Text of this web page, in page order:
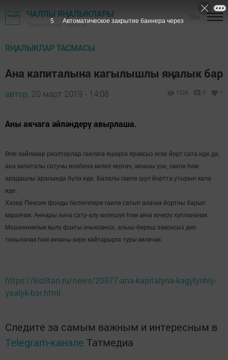
ЧАЛЛЫ ЯҢАЛЫКЛАРЫ
"Шәһри Чаллы" газетасы
ЯҢАЛЫКЛАР ТАСМАСЫ
Ана капиталына кагылышлы яңалык бар
автор, 20 март 2019 - 14:08 1226 0 1
Аны акчага әйләндерү авырлаша.
Әле хәйләкәр риэлторлар гаиләгә яшәргә яраксыз иске йорт сата иде дә,
ана капиталы сатучы исәбенә килеп кергәч, акчаны үзе, гаилә һәм
арадашчы арасында бүлә иде. Балалы гаилә шул йортта утырып кала
иде.
Хәзер Пенсия фонды белгечләре гаилә сатып алачак йортны барып
караячак. Аннары гына сату-алу килешүе һәм акча күчерү хупланачак.
Мошенниклык кылу факты ачыкланса, алыш-биреш законсыз дип
танылачак һәм акчаны кире кайтарырга туры киләчәк.
https://kiziltan.ru/news/20077-ana-kapitalyna-kagylyshly-
yaalyk-bar.html
Следите за самым важным и интересным в
Telegram-канале Татмедиа
4 Автоматическое закрытие баннера через